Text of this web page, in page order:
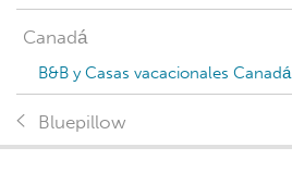
Canadá
B&B y Casas vacacionales Canadá
Bluepillow